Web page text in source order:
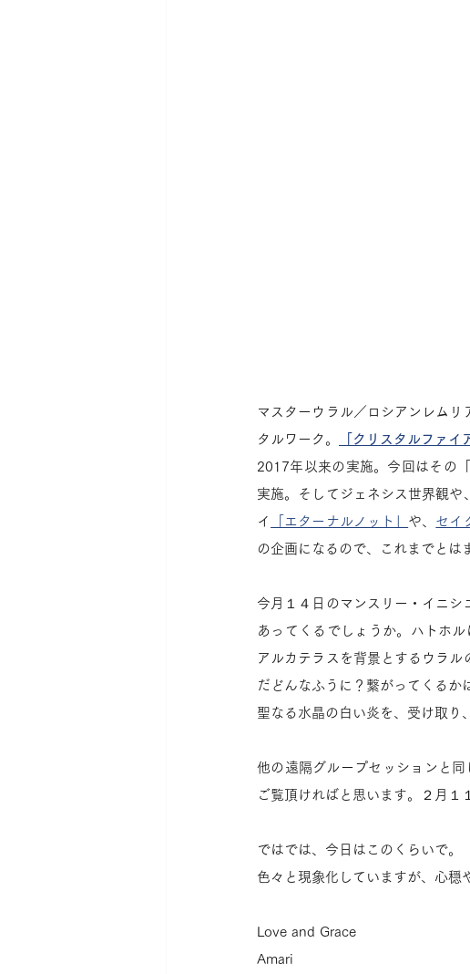
マスターウラル／ロシアンレム
タルワーク。
「クリスタルファイ
2017年以来の実施。今回はその
実施。そしてジェネシス世界観
イ
「エターナルノット」 や、 セイ
の企画になるので、これまでとは
今月１４日のマンスリー・イニシ
あってくるでしょうか。ハトホ
アルカテラスを背景とするウラ
だどんなふうに？繋がってくるか
聖なる水晶の白い炎を、受け取り
他の遠隔グループセッションと
ご覧頂ければと思います。２月１
ではでは、今日はこのくらいで。
色々と現象化していますが、心穏
Love and Grace
Amari